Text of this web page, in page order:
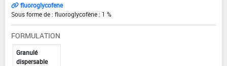
fluoroglycofene
Sous forme de : fluoroglycofène : 1 %
FORMULATION
Granulé
dispersable